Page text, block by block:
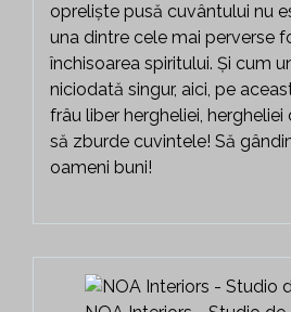
opreliște pusă cuvântului nu
una dintre cele mai perverse
închisoarea spiritului. Și cum
niciodată singur, aici, pe
frâu liber hergheliei, hergheliei
să zburde cuvintele! Să
oameni buni!